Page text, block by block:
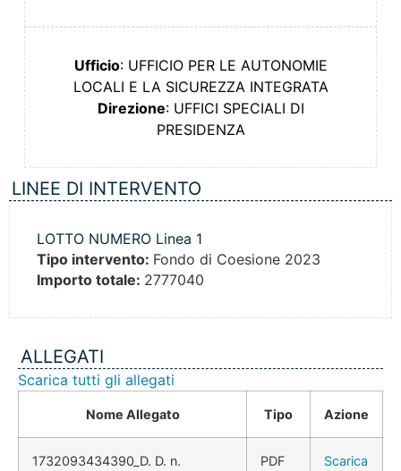
Ufficio: UFFICIO PER LE AUTONOMIE
LOCALI E LA SICUREZZA INTEGRATA
Direzione: UFFICI SPECIALI DI
PRESIDENZA
LINEE DI INTERVENTO
LOTTO NUMERO Linea 1
Tipo intervento: Fondo di Coesione 2023
Importo totale: 2777040
ALLEGATI
Scarica tutti gli allegati
Nome Allegato Tipo Azione
1732093434390_D. D. n.
PDF Scarica